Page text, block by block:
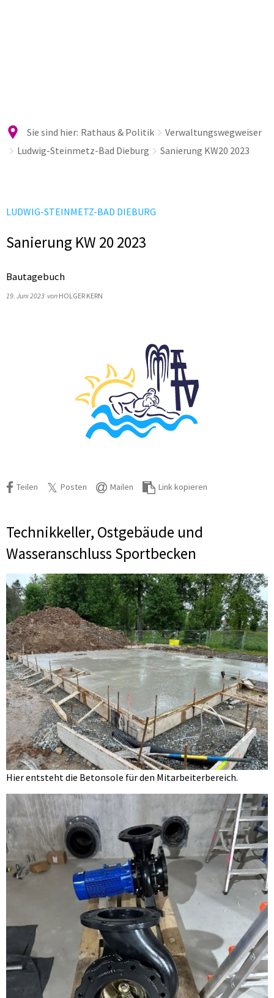
Sie sind hier: Rathaus & Politik
Verwaltungswegweiser
Ludwig-Steinmetz-Bad Dieburg
Sanierung KW20 2023
LUDWIG-STEINMETZ-BAD DIEBURG
Sanierung KW 20 2023
Bautagebuch
19. Juni 2023 von HOLGER KERN
Teilen Posten Mailen Link kopieren
Technikkeller, Ostgebäude und
Wasseranschluss Sportbecken
Hier entsteht die Betonsole für den Mitarbeiterbereich.